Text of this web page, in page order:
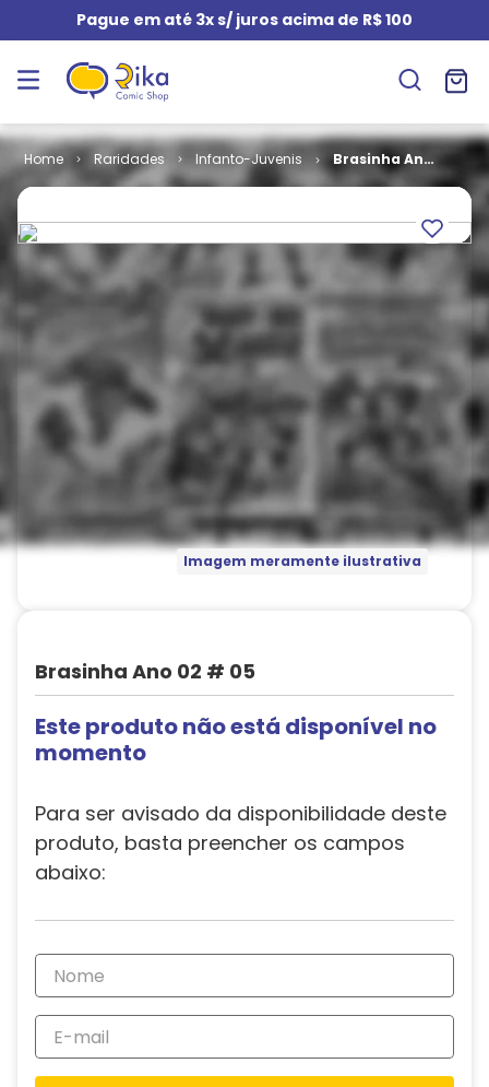
Pague em até 3x s/ juros acima de R$ 100
Raridades Infanto-Juvenis
Brasinha Ano
02 # 05
Imagem meramente ilustrativa
Brasinha Ano 02 # 05
Este produto não está disponível no
momento
Para ser avisado da disponibilidade deste
produto, basta preencher os campos
abaixo: